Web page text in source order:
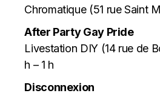
Chromatique (51 rue Saint
After Party Gay Pride
Livestation DIY (14 rue de
h – 1 h
Disconnexion